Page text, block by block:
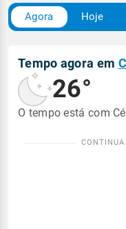
Agora Hoje
Tempo agora em
26°
O tempo está com